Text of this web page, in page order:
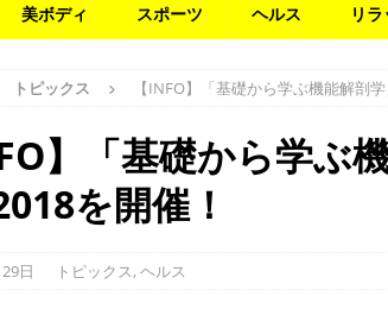
美ボディ スポーツ ヘルス リ
トピックス 【INFO】「基礎から学ぶ機能解剖
】「基礎から学ぶ
を開催！
日 トピックス, ヘルス